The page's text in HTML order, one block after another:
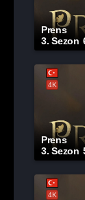
Prens
3. Sezon
4K
Prens
3. Sezon
4K